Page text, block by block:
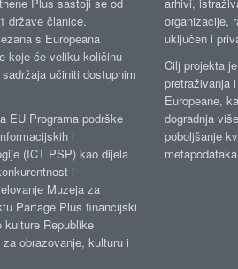
države članice.
s Europeana
koje će veliku količinu
učiniti dostupnim
EU Programa podrške
i
(ICT PSP) kao dijela
i
Muzeja za
Partage Plus financijski
Republike
obrazovanje, kulturu i
organizacije,
uključen i
Cilj projekta
pretraživanja
Europeane,
dogradnja
poboljšanje